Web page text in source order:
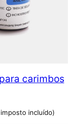
carimbos
imposto incluído)